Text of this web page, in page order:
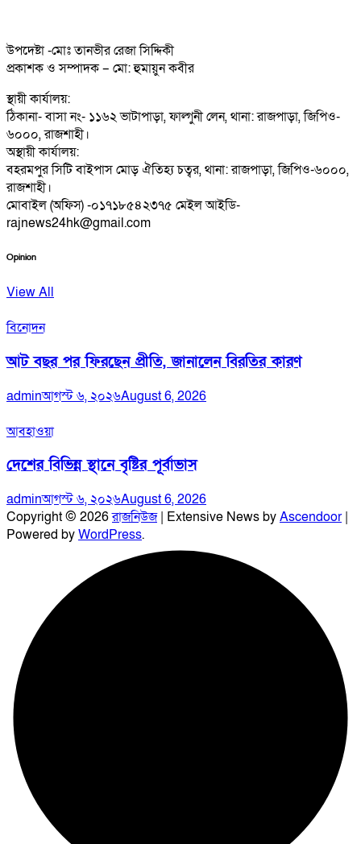
উপদেষ্টা -মোঃ তানভীর রেজা সিদ্দিকী
প্রকাশক ও সম্পাদক – মো: হুমায়ুন কবীর
স্থায়ী কার্যালয়:
ঠিকানা- বাসা নং- ১১৬২ ভাটাপাড়া, ফাল্গুনী লেন, থানা: রাজপাড়া, জিপিও-
৬০০০, রাজশাহী।
অস্থায়ী কার্যালয়:
বহরমপুর সিটি বাইপাস মোড় ঐতিহ্য চত্বর, থানা: রাজপাড়া, জিপিও-৬০০০,
রাজশাহী।
মোবাইল (অফিস) -০১৭১৮৫৪২৩৭৫ মেইল আইডি-
rajnews24hk@gmail.com
Opinion
View All
বিনোদন
আট বছর পর ফিরছেন প্রীতি, জানালেন বিরতির কারণ
adminআগস্ট ৬, ২০২৬August 6, 2026
আবহাওয়া
দেশের বিভিন্ন স্থানে বৃষ্টির পূর্বাভাস
adminআগস্ট ৬, ২০২৬August 6, 2026
Copyright © 2026রাজনিউজ| Extensive News byAscendoor|
Powered byWordPress.